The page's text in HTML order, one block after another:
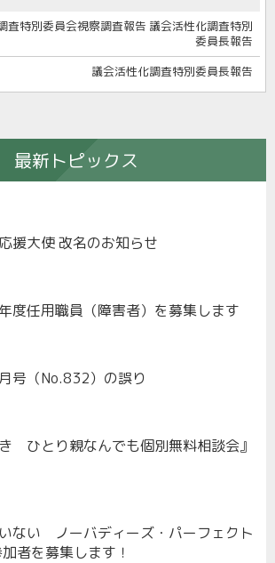
査特別委員会視察調査報告 議会活性化調査特別
委員長報告
議会活性化調査特別委員長報告
最新トピックス
援大使 改名のお知らせ
度任用職員（障害者）を募集します
号（No.832）の誤り
ひとり親なんでも個別無料相談会』
ない ノーバディーズ・パーフェクト
者を募集します！